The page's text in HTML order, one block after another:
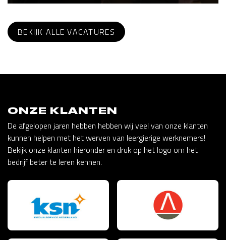
BEKIJK ALLE VACATURES
ONZE KLANTEN
De afgelopen jaren hebben hebben wij veel van onze klanten
kunnen helpen met het werven van leergierige werknemers!
Bekijk onze klanten hieronder en druk op het logo om het
bedrijf beter te leren kennen.